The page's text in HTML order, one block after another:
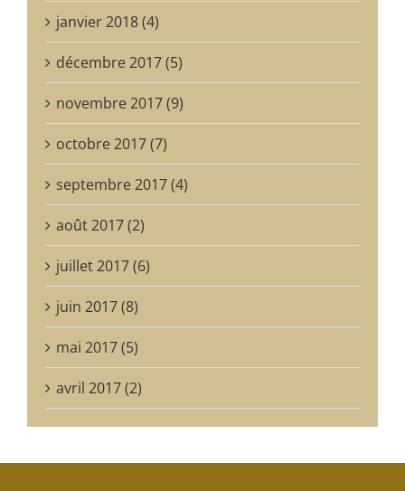
janvier 2018 (4)
décembre 2017 (5)
novembre 2017 (9)
octobre 2017 (7)
septembre 2017 (4)
août 2017 (2)
juillet 2017 (6)
juin 2017 (8)
mai 2017 (5)
avril 2017 (2)